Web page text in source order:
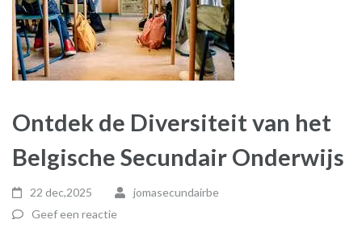
Ontdek de Diversiteit van het
Belgische Secundair Onderwijs
22 dec,2025
jomasecundairbe
Geef een reactie